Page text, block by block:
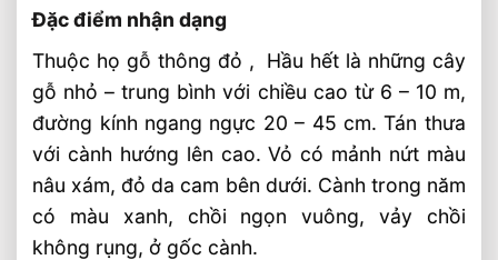
Đặc điểm nhận dạng
Thuộc họ gỗ thông đỏ , Hầu hết là những cây
gỗ nhỏ – trung bình với chiều cao từ 6 – 10 m,
đường kính ngang ngực 20 – 45 cm. Tán thưa
với cành hướng lên cao. Vỏ có mảnh nứt màu
nâu xám, đỏ da cam bên dưới. Cành trong năm
có màu xanh, chồi ngọn vuông, vảy chồi
không rụng, ở gốc cành.